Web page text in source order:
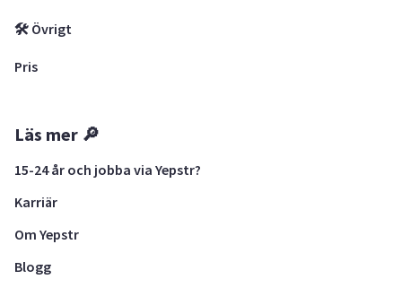
🛠 Övrigt
Pris
Läs mer 🔎
15-24 år och jobba via Yepstr?
Karriär
Om Yepstr
Blogg